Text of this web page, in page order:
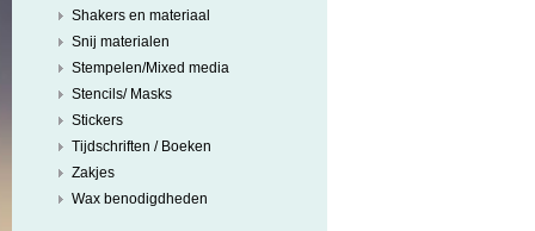
Shakers en materiaal
Snij materialen
Stempelen/Mixed media
Stencils/ Masks
Stickers
Tijdschriften / Boeken
Zakjes
Wax benodigdheden